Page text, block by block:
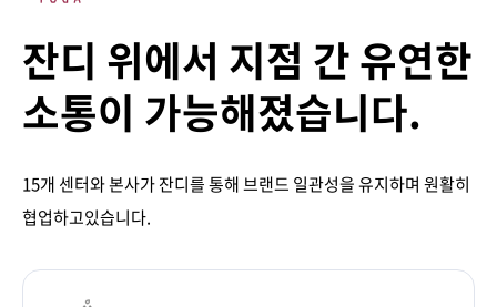
잔디 위에서 지점 간 유연한
소통이 가능해졌습니다.
15개 센터와 본사가 잔디를 통해 브랜드 일관성을 유지하며 원활히
협업하고있습니다.